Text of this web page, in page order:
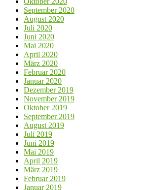
September 2020
August 2020
Juli 2020
Juni 2020
Mai 2020
April 2020
März 2020
Februar 2020
Januar 2020
Dezember 2019
November 2019
Oktober 2019
September 2019
August 2019
Juli 2019
Juni 2019
Mai 2019
April 2019
März 2019
Februar 2019
Januar 2019